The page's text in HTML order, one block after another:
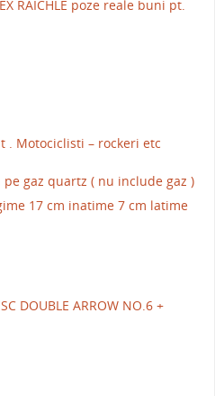
RAICHLE poze reale buni pt.
Motociclisti – rockeri etc
pe gaz quartz ( nu include gaz )
17 cm inatime 7 cm latime
DOUBLE ARROW NO.6 +